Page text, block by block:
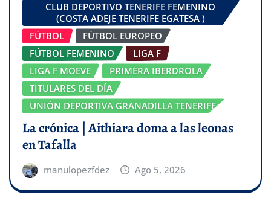
CLUB DEPORTIVO TENERIFE FEMENINO
(COSTA ADEJE TENERIFE EGATESA )
FÚTBOL
FÚTBOL EUROPEO
FÚTBOL FEMENINO
LIGA F
LIGA F MOEVE
PRIMERA IBERDROLA
TITULARES DEL DÍA
UNIÓN DEPORTIVA GRANADILLA TENERIFE
La crónica | Aithiara doma a las leonas
en Tafalla
manulopezfdez Ago 5, 2026